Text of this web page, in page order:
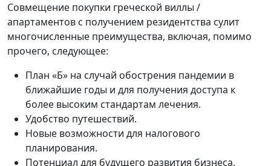
Совмещение покупки греческой виллы /
апартаментов с получением резидентства сулит
многочисленные преимущества, включая, помимо
прочего, следующее:
План «Б» на случай обострения пандемии в
ближайшие годы и для получения доступа к
более высоким стандартам лечения.
Удобство путешествий.
Новые возможности для налогового
планирования.
Потенциал для будущего развития бизнеса.